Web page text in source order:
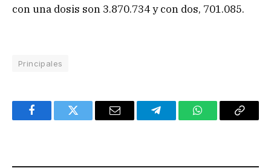
con una dosis son 3.870.734 y con dos, 701.085.
Principales
FacebookTwitter Email TelegramWhatsAppCopy